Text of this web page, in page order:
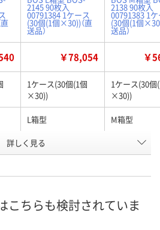
2145 90枚入
00791384 1ケース
(30個(1個×30))（直
送品）
2138 90枚入
00791383 1
(30個(1個
送品）
￥78,054 ￥
1ケース(30個(1個
×30))
1ケース(30個
×30))
L箱型 M箱型
APK9130 APK9131
詳しく見る
こちらも検討されていま